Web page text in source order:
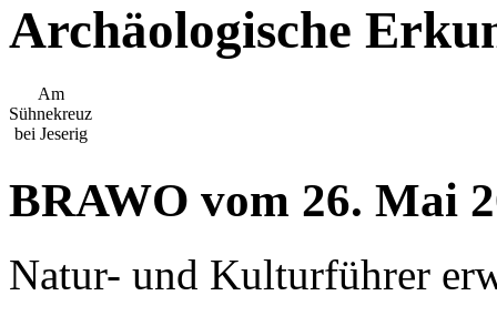
Archäologische
Am
Sühnekreuz
bei Jeserig
BRAWO vom 26. Mai
Natur- und Kulturführer